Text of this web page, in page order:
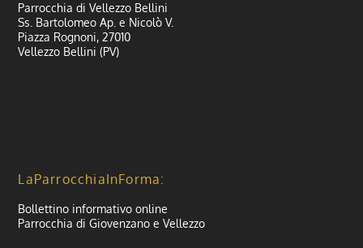
Parrocchia di Vellezzo Bellini
Ss. Bartolomeo Ap. e Nicolò V.
Piazza Rognoni, 27010
Vellezzo Bellini (PV)
LaParrocchiaInForma:
Bollettino informativo online
Parrocchia di Giovenzano e Vellezzo